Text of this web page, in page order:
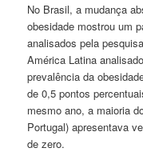
No Brasil, a mudança
obesidade mostrou um
analisados pela
América Latina
prevalência da
de 0,5 pontos
mesmo ano, a maioria
Portugal) apresentava
de zero.